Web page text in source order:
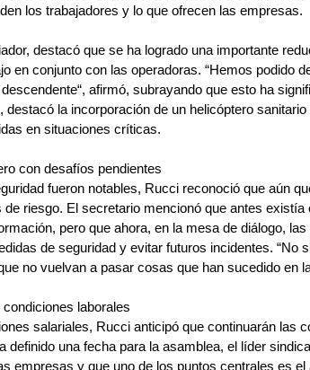
los trabajadores y lo que ofrecen las empresas.
destacó que se ha logrado una importante
en conjunto con las operadoras. “Hemos podido
afirmó, subrayando que esto ha
destacó la incorporación de un helicóptero
en situaciones críticas.
con desafíos pendientes
fueron notables, Rucci reconoció que aún
riesgo. El secretario mencionó que antes
pero que ahora, en la mesa de diálogo,
de seguridad y evitar futuros incidentes. “No
no vuelvan a pasar cosas que han sucedido en
laborales
salariales, Rucci anticipó que continuarán las
definido una fecha para la asamblea, el líder
empresas y que uno de los puntos centrales es